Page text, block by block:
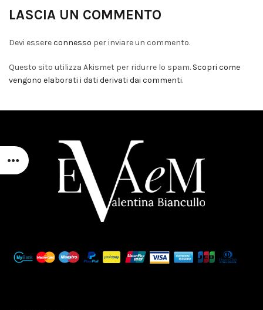
LASCIA UN COMMENTO
Devi essereconnesso per inviare un commento.
Questo sito utilizza Akismet per ridurre lo spam. Scopri come
vengono elaborati i dati derivati dai commenti.